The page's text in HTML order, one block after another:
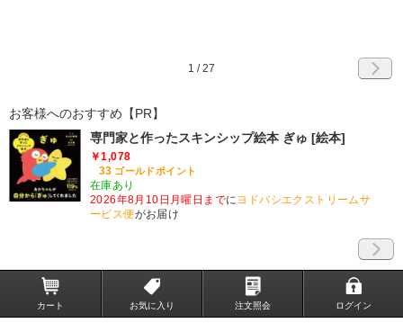
1 /27
お客様へのおすすめ【PR】
専門家と作ったスキンシップ絵本 ぎゅ [絵本]
￥1,078
33 ゴールドポイント
在庫あり
2026年8月10日月曜日までにヨドバシエクストリームサ
ービス便がお届け
カート お気に入り 注文照会 ログイン